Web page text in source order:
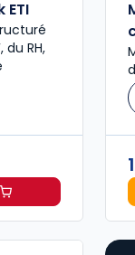
ETI
RH,
- Pack